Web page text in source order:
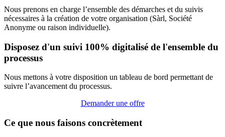
Nous prenons en charge l’ensemble des démarches et du suivis
nécessaires à la création de votre organisation (Sàrl, Société
Anonyme ou raison individuelle).
Disposez d'un suivi 100% digitalisé de l'ensemble du
processus
Nous mettons à votre disposition un tableau de bord permettant de
suivre l’avancement du processus.
Demander une offre
Ce que nous faisons concrètement